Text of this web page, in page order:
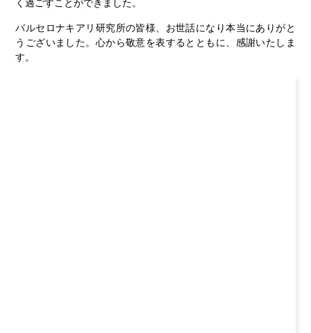
く過ごすことができました。
バルセロナキアリ研究所の皆様、お世話になり本当にありがと
うございました。心から敬意を表するとともに、感謝いたしま
す。